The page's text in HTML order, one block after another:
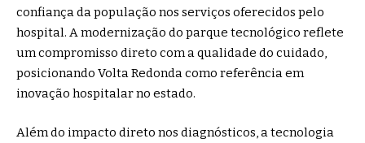
confiança da população nos serviços oferecidos pelo
hospital. A modernização do parque tecnológico reflete
um compromisso direto com a qualidade do cuidado,
posicionando Volta Redonda como referência em
inovação hospitalar no estado.
Além do impacto direto nos diagnósticos, a tecnologia